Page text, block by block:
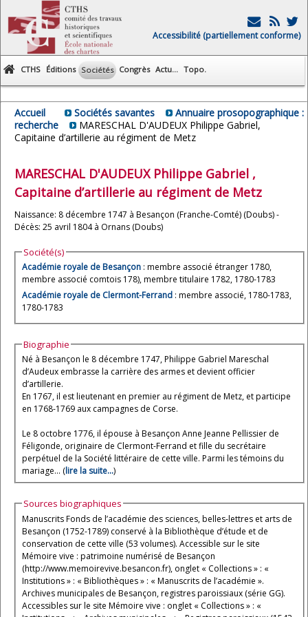
Accessibilité (partiellement conforme)
CTHS Éditions Sociétés Congrès Actu... Topo.
Accueil Sociétés savantes
Annuaire prosopographique :
recherche
MARESCHAL D'AUDEUX Philippe Gabriel,
Capitaine d’artillerie au régiment de Metz
MARESCHAL D'AUDEUX Philippe Gabriel ,
Capitaine d’artillerie au régiment de Metz
Naissance: 8 décembre 1747 à Besançon (Franche-Comté) (Doubs) -
Décès: 25 avril 1804 à Ornans (Doubs)
Société(s)
Académie royale de Besançon : membre associé étranger 1780,
membre associé comtois 178), membre titulaire 1782, 1780-1783
Académie royale de Clermont-Ferrand : membre associé, 1780-1783,
1780-1783
Biographie
Né à Besançon le 8 décembre 1747, Philippe Gabriel Mareschal
d’Audeux embrasse la carrière des armes et devient officier
d’artillerie.
En 1767, il est lieutenant en premier au régiment de Metz, et participe
en 1768-1769 aux campagnes de Corse.
Le 8 octobre 1776, il épouse à Besançon Anne Jeanne Pellissier de
Féligonde, originaire de Clermont-Ferrand et fille du secrétaire
perpétuel de la Société littéraire de cette ville. Parmi les témoins du
mariage... (lire la suite...)
Sources biographiques
Manuscrits Fonds de l’académie des sciences, belles-lettres et arts de
Besançon (1752-1789) conservé à la Bibliothèque d’étude et de
conservation de cette ville (53 volumes). Accessible sur le site
Mémoire vive : patrimoine numérisé de Besançon
(http://www.memoirevive.besancon.fr), onglet « Collections » : «
Institutions » : « Bibliothèques » : « Manuscrits de l’académie ».
Archives municipales de Besançon, registres paroissiaux (série GG).
Accessibles sur le site Mémoire vive : onglet « Collections » : «